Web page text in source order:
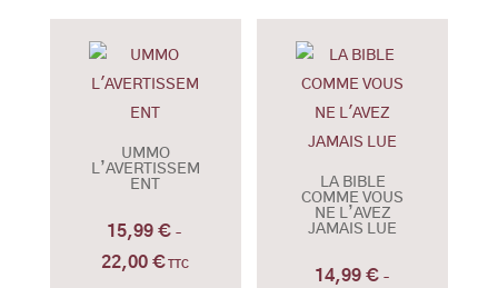
14,99 €
à
21,00 €
UMMO
L’AVERTISSEM
ENT
15,99€ –
22,00€Plage
TTC
LA BIBLE
COMME VOUS
NE L’AVEZ
JAMAIS LUE
14,99 € –